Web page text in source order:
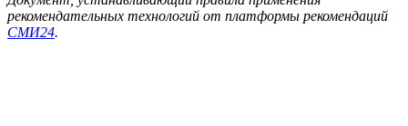
рекомендательных технологий от платформы рекомендаций
СМИ24.